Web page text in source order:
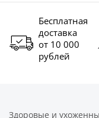
Бесплатная
доставка
от 10 000
рублей
Здоровые и